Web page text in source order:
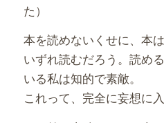
た）
本を読めないくせに、本
いずれ読むだろう。読め
いる私は知的で素敵。
これって、完全に妄想に